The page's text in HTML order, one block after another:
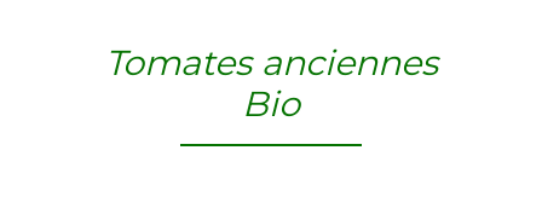
Tomates anciennes
Bio